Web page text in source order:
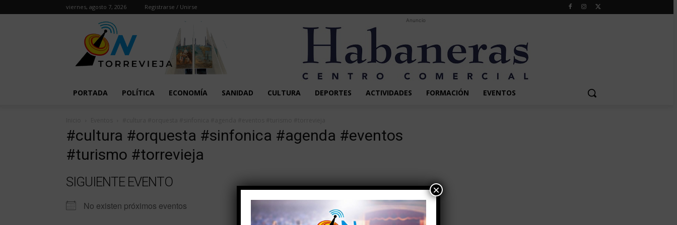
viernes, agosto 7, 2026 Registrarse / Unirse
Anuncio
PORTADA POLÍTICA ECONOMÍA SANIDAD CULTURA DEPORTES ACTIVIDADES FORMACIÓN EVENTOS
#cultura #orquesta #sinfonica #agenda #eventos
#turismo #torrevieja
SIGUIENTE EVENTO
No existen próximos eventos
×